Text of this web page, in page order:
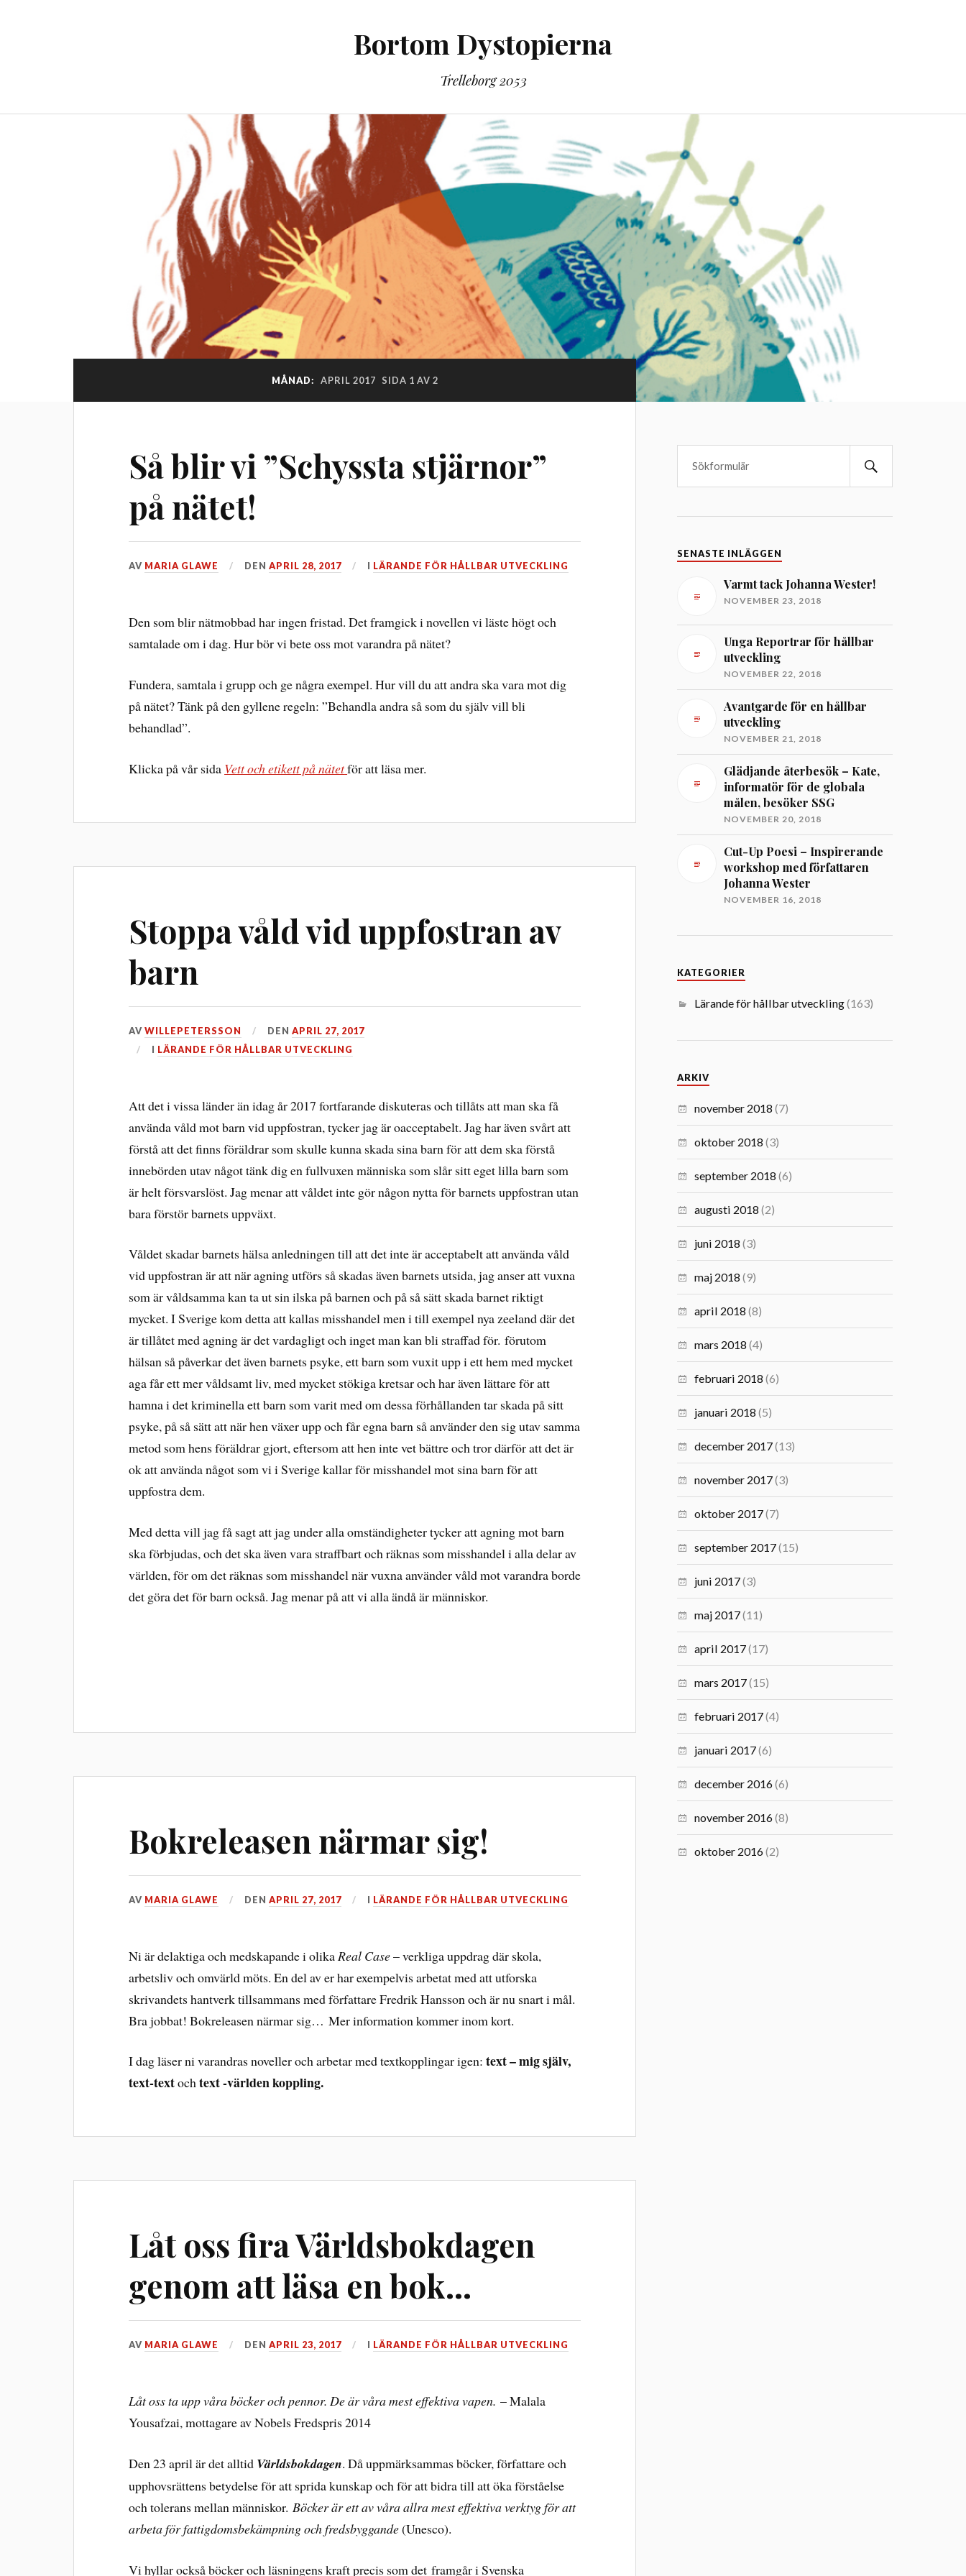
Bortom Dystopierna
Trelleborg 2053
MÅNAD: APRIL 2017 SIDA 1 AV 2
Så blir vi ”Schyssta stjärnor”
på nätet!
AV MARIA GLAWE DENAPRIL 28, 2017 I LÄRANDE FÖR HÅLLBAR UTVECKLING
Den som blir nätmobbad har ingen fristad. Det framgick i novellen vi läste högt och
samtalade om i dag. Hur bör vi bete oss mot varandra på nätet?
Fundera, samtala i grupp och ge några exempel. Hur vill du att andra ska vara mot dig
på nätet? Tänk på den gyllene regeln: ”Behandla andra så som du själv vill bli
behandlad”.
Klicka på vår sida Vett och etikett på nätetför att läsa mer.
Stoppa våld vid uppfostran av
barn
AVWILLEPETERSSON DENAPRIL 27, 2017
I LÄRANDE FÖR HÅLLBAR UTVECKLING
Att det i vissa länder än idag år 2017 fortfarande diskuteras och tillåts att man ska få
använda våld mot barn vid uppfostran, tycker jag är oacceptabelt. Jag har även svårt att
förstå att det finns föräldrar som skulle kunna skada sina barn för att dem ska förstå
innebörden utav något tänk dig en fullvuxen människa som slår sitt eget lilla barn som
är helt försvarslöst. Jag menar att våldet inte gör någon nytta för barnets uppfostran utan
bara förstör barnets uppväxt.
Våldet skadar barnets hälsa anledningen till att det inte är acceptabelt att använda våld
vid uppfostran är att när agning utförs så skadas även barnets utsida, jag anser att vuxna
som är våldsamma kan ta ut sin ilska på barnen och på så sätt skada barnet riktigt
mycket. I Sverige kom detta att kallas misshandel men i till exempel nya zeeland där det
är tillåtet med agning är det vardagligt och inget man kan bli straffad för.förutom
hälsan så påverkar det även barnets psyke, ett barn som vuxit upp i ett hem med mycket
aga får ett mer våldsamt liv, med mycket stökiga kretsar och har även lättare för att
hamna i det kriminella ett barn som varit med om dessa förhållanden tar skada på sitt
psyke, på så sätt att när hen växer upp och får egna barn så använder den sig utav samma
metod som hens föräldrar gjort, eftersom att hen inte vet bättre och tror därför att det är
ok att använda något som vi i Sverige kallar för misshandel mot sina barn för att
uppfostra dem.
Med detta vill jag få sagt att jag under alla omständigheter tycker att agning mot barn
ska förbjudas, och det ska även vara straffbart och räknas som misshandel i alla delar av
världen, för om det räknas som misshandel när vuxna använder våld mot varandra borde
det göra det för barn också. Jag menar på att vi alla ändå är människor.
Bokreleasen närmar sig!
AV MARIA GLAWE DENAPRIL 27, 2017 I LÄRANDE FÖR HÅLLBAR UTVECKLING
Ni är delaktiga och medskapande i olika Real Case– verkliga uppdrag där skola,
arbetsliv och omvärld möts. En del av er har exempelvis arbetat med att utforska
skrivandets hantverk tillsammans med författare Fredrik Hansson och är nu snart i mål.
Bra jobbat! Bokreleasen närmar sig… Mer information kommer inom kort.
I dag läser ni varandras noveller och arbetar med textkopplingar igen:text – mig själv,
text-textochtext -världen koppling.
Låt oss fira Världsbokdagen
genom att läsa en bok…
AV MARIA GLAWE DENAPRIL 23, 2017 I LÄRANDE FÖR HÅLLBAR UTVECKLING
Låt oss ta upp våra böcker och pennor. De är våra mest effektiva vapen. – Malala
Yousafzai, mottagare av Nobels Fredspris 2014
Den 23 april är det alltid Världsbokdagen. Då uppmärksammas böcker, författare och
upphovsrättens betydelse för att sprida kunskap och för att bidra till att öka förståelse
och tolerans mellan människor.Böcker är ett av våra allra mest effektiva verktyg för att
arbeta för fattigdomsbekämpning och fredsbyggande(Unesco).
Vi hyllar också böcker och läsningens kraft precis som det framgår i Svenska
SENASTE INLÄGGEN
Varmt tack Johanna Wester!
NOVEMBER 23, 2018
Unga Reportrar för hållbar
utveckling
NOVEMBER 22, 2018
Avantgarde för en hållbar
utveckling
NOVEMBER 21, 2018
Glädjande återbesök – Kate,
informatör för de globala
målen, besöker SSG
NOVEMBER 20, 2018
Cut-Up Poesi – Inspirerande
workshop med författaren
Johanna Wester
NOVEMBER 16, 2018
KATEGORIER
Lärande för hållbar utveckling(163)
ARKIV
november 2018 (7)
oktober 2018 (3)
september 2018 (6)
augusti 2018 (2)
juni 2018 (3)
maj 2018 (9)
april 2018 (8)
mars 2018 (4)
februari 2018 (6)
januari 2018 (5)
december 2017(13)
november 2017(3)
oktober 2017(7)
september 2017(15)
juni 2017(3)
maj 2017(11)
april 2017(17)
mars 2017(15)
februari 2017(4)
januari 2017(6)
december 2016(6)
november 2016(8)
oktober 2016(2)